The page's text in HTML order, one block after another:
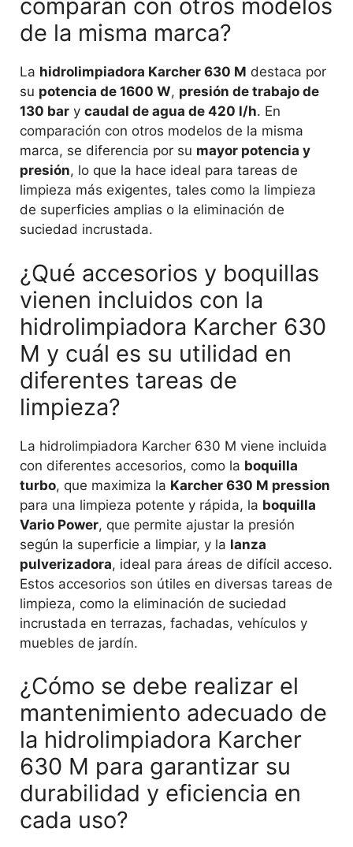
comparan con otros modelos
de la misma marca?
La hidrolimpiadora Karcher 630 M destaca por
su potencia de 1600 W, presión de trabajo de
130 bar y caudal de agua de 420 l/h. En
comparación con otros modelos de la misma
marca, se diferencia por su mayor potencia y
presión, lo que la hace ideal para tareas de
limpieza más exigentes, tales como la limpieza
de superficies amplias o la eliminación de
suciedad incrustada.
¿Qué accesorios y boquillas
vienen incluidos con la
hidrolimpiadora Karcher 630
M y cuál es su utilidad en
diferentes tareas de
limpieza?
La hidrolimpiadora Karcher 630 M viene incluida
con diferentes accesorios, como la boquilla
turbo, que maximiza la Karcher 630 M pression
para una limpieza potente y rápida, la boquilla
Vario Power, que permite ajustar la presión
según la superficie a limpiar, y la lanza
pulverizadora, ideal para áreas de difícil acceso.
Estos accesorios son útiles en diversas tareas de
limpieza, como la eliminación de suciedad
incrustada en terrazas, fachadas, vehículos y
muebles de jardín.
¿Cómo se debe realizar el
mantenimiento adecuado de
la hidrolimpiadora Karcher
630 M para garantizar su
durabilidad y eficiencia en
cada uso?